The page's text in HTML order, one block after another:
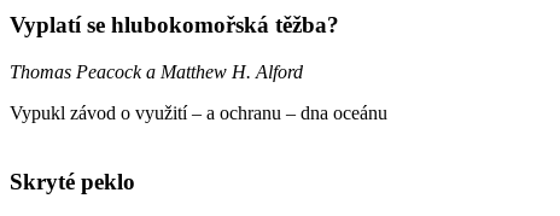
Vyplatí se hlubokomořská těžba?
Thomas Peacock a Matthew H. Alford
Vypukl závod o využití – a ochranu – dna oceánu
Skryté peklo